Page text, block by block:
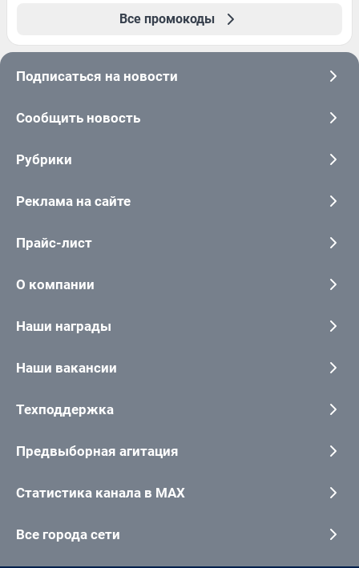
Все промокоды
Подписаться на новости
Сообщить новость
Рубрики
Реклама на сайте
Прайс-лист
О компании
Наши награды
Наши вакансии
Техподдержка
Предвыборная агитация
Статистика канала в MAX
Все города сети